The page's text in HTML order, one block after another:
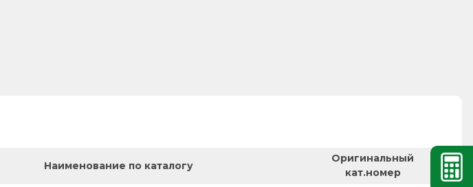
Наименование по каталогу
Оригинальный
кат.номер